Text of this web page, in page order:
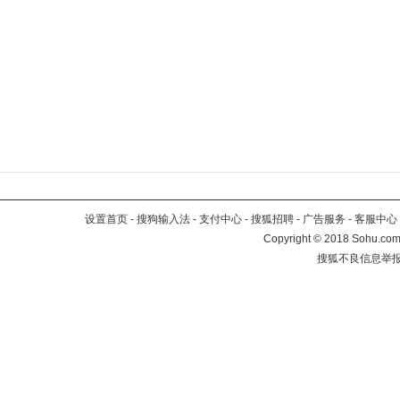
设置首页 - 搜狗输入法 - 支付中心 - 搜狐招聘 - 广告服务 - 客服中心
Copyright©2018
搜狐不良信息举